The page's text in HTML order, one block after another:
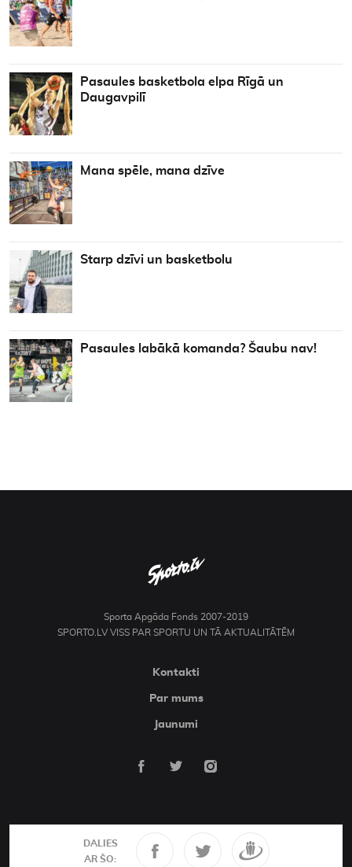
DALIES
AR ŠO:
Pasaules basketbola elpa Rīgā un
Daugavpilī
Mana spēle, mana dzīve
Starp dzīvi un basketbolu
Pasaules labākā komanda? Šaubu nav!
Sporta Apgāda Fonds 2007-2019
SPORTO.LV VISS PAR SPORTU UN TĀ AKTUALITĀTĒM
Kontakti
Par mums
Jaunumi